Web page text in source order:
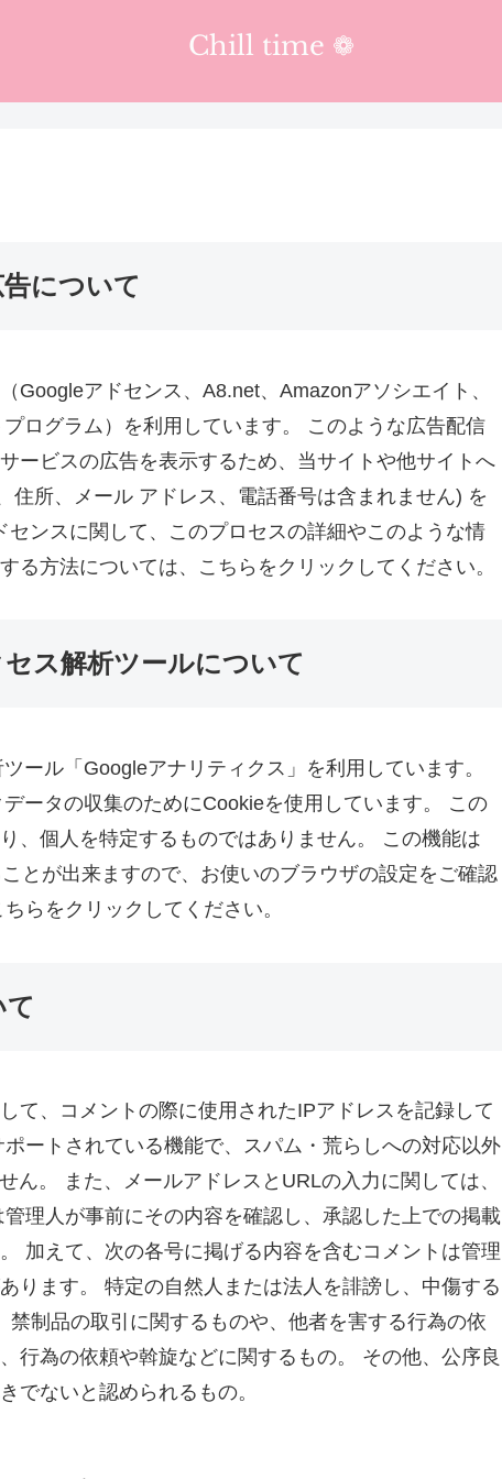
Chill time ❁︎
について
Googleアドセンス、A8.net、Amazonアソシエイト、
ログラム）を利用しています。 このような広告配信
ービスの広告を表示するため、当サイトや他サイトへ
住所、メール アドレス、電話番号は含まれません) を
ンスに関して、このプロセスの詳細やこのような情
る方法については、こちらをクリックしてください。
ス解析ツールについて
ール「Googleアナリティクス」を利用しています。
ータの収集のためにCookieを使用しています。 この
、個人を特定するものではありません。 この機能は
とが出来ますので、お使いのブラウザの設定をご確認
らをクリックしてください。
て、コメントの際に使用されたIPアドレスを記録して
ートされている機能で、スパム・荒らしへの対応以外
ん。 また、メールアドレスとURLの入力に関しては、
理人が事前にその内容を確認し、承認した上での掲載
加えて、次の各号に掲げる内容を含むコメントは管理
ります。 特定の自然人または法人を誹謗し、中傷する
制品の取引に関するものや、他者を害する行為の依
行為の依頼や斡旋などに関するもの。 その他、公序良
でないと認められるもの。